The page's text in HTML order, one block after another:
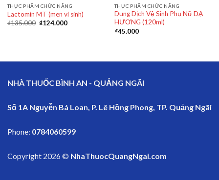
THỰC PHẨM CHỨC NĂNG
Lactomin MT (men vi sinh)
₫135.000 ₫124.000
THỰC PHẨM CHỨC NĂNG
Dung Dịch Vệ Sinh Phụ Nữ DẠ
HƯƠNG (120ml)
₫45.000
NHÀ THUỐC BÌNH AN - QUẢNG NGÃI
Số 1A Nguyễn Bá Loan, P. Lê Hồng Phong, TP. Quảng Ngãi
Phone: 0784060599
Copyright 2026 © NhaThuocQuangNgai.com